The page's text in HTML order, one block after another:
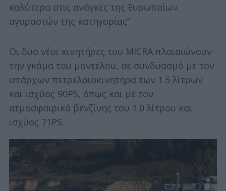
καλύτερα στις ανάγκες της Ευρωπαίων
αγοραστών της κατηγορίας”.
Οι δύο νέοι κινητήρες του MICRA πλαισιώνουν
την γκάμα του μοντέλου, σε συνδυασμό με τον
υπάρχων πετρελαιοκινητήρα των 1.5 λίτρων
και ισχύος 90PS, όπως και με τον
ατμοσφαιρικό βενζίνης του 1.0 λίτρου και
ισχύος 71PS.